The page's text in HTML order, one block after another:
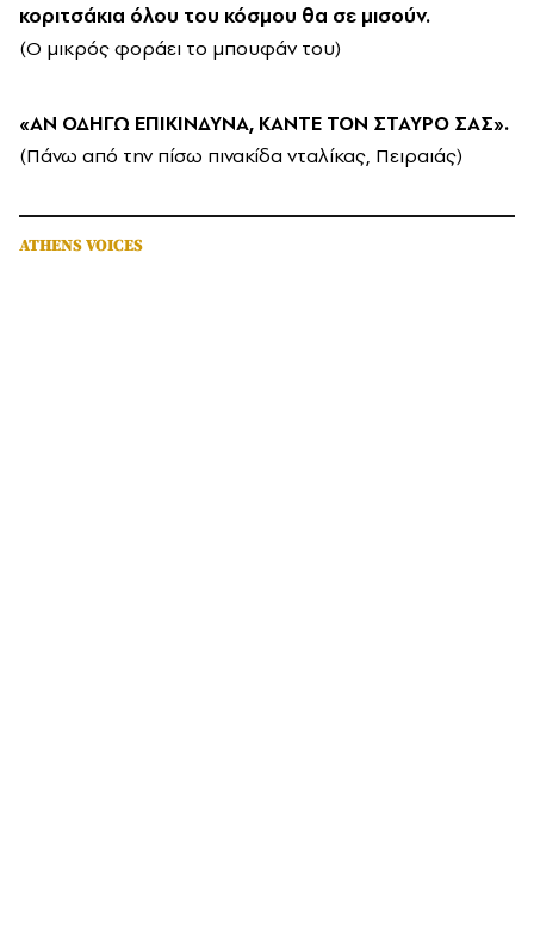
κοριτσάκια όλου του κόσμου θα σε μισούν.
(Ο μικρός φοράει το μπουφάν του)
«ΑΝ ΟΔΗΓΩ ΕΠΙΚΙΝΔΥΝΑ, ΚΑΝΤΕ ΤΟΝ ΣΤΑΥΡΟ ΣΑΣ».
(Πάνω από την πίσω πινακίδα νταλίκας, Πειραιάς)
ATHENS VOICES